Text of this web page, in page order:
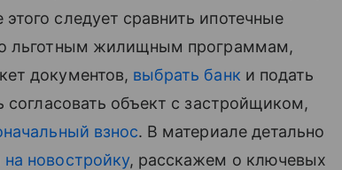
следует сравнить ипотечные
льготным жилищным программам,
документов, выбрать банк и подать
согласовать объект с застройщиком,
взнос. В материале детально
на новостройку, расскажем о ключевых